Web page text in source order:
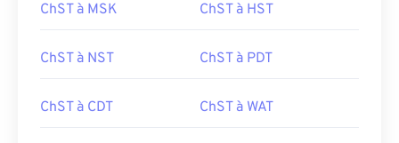
ChST à MSK ChST à HST
ChST à NST ChST à PDT
ChST à CDT ChST à WAT